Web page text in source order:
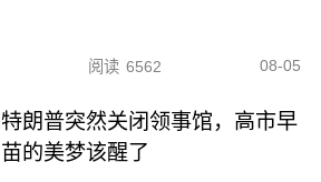
阅读 6562 08-05
特朗普突然关闭领事馆，高市早
苗的美梦该醒了